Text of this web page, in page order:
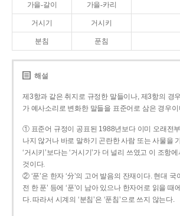
가을-갈이 가을-카리
거시기 거시키
분침 푼침
해설
제3항과 같은 취지로 규정한 말들이나, 제3항의 경
가 예사소리로 변화한 말들을 표준어로 삼은 경우이
① 표준어 규정이 공표된 1988년보다 이미 오래전
나지 않거나 바로 말하기 곤란한 사람 또는 사물을
‘거시키’보다는 ‘거시기’가 더 널리 쓰였고 이 조항
것이다.
② ‘푼’은 한자 ‘分’의 고어 발음의 잔재이다. 현대 국
전 한 푼’ 등에 ‘푼’이 남아 있으나 한자어로 읽을 때
다. 따라서 시계의 ‘분침’은 ‘푼침’으로 쓰지 않는다.